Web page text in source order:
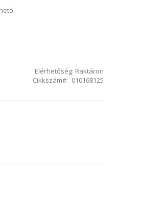
Elérhetőség: Raktáron
Cikkszám
010168125